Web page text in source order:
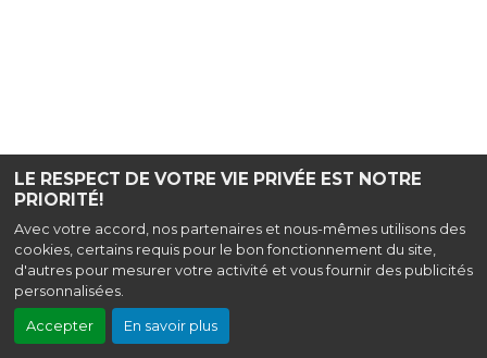
LE RESPECT DE VOTRE VIE PRIVÉE EST NOTRE
PRIORITÉ!
Avec votre accord, nos partenaires et nous-mêmes utilisons des
cookies, certains requis pour le bon fonctionnement du site,
d'autres pour mesurer votre activité et vous fournir des publicités
personnalisées.
Accepter En savoir plus